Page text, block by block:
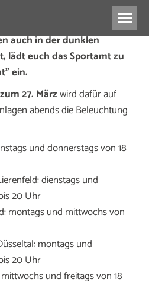
auch in der dunklen
lädt euch das Sportamt zu
ein.
27. Märzwird dafür auf
abends die Beleuchtung
und donnerstags von 18
dienstags und
20 Uhr
montags und mittwochs von
montags und
20 Uhr
und freitags von 18